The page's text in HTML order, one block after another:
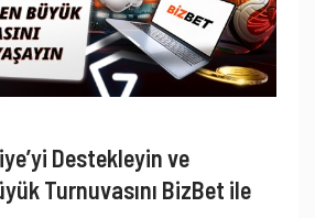
Destekleyin ve
Turnuvasını BizBet ile